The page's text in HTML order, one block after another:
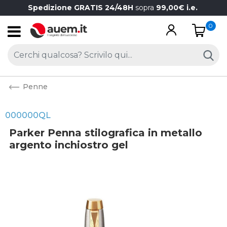
Spedizione GRATIS 24/48H sopra 99,00€ i.e.
Open
0
Penne
000000QL
Parker Penna stilografica in metallo
argento inchiostro gel